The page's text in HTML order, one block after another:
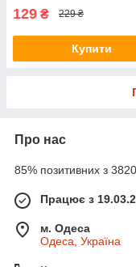
129 ₴ 229 ₴
Купити
Про нас
85% позитивних з 3820
Працює з
м. Одеса
Одеса, Україна